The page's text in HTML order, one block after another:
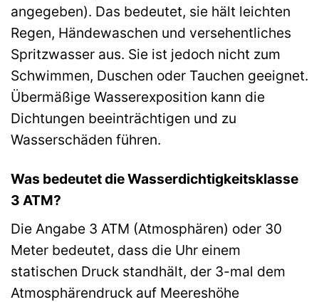
angegeben). Das bedeutet, sie hält leichten
Regen, Händewaschen und versehentliches
Spritzwasser aus. Sie ist jedoch nicht zum
Schwimmen, Duschen oder Tauchen geeignet.
Übermäßige Wasserexposition kann die
Dichtungen beeinträchtigen und zu
Wasserschäden führen.
Was bedeutet die Wasserdichtigkeitsklasse
3 ATM?
Die Angabe 3 ATM (Atmosphären) oder 30
Meter bedeutet, dass die Uhr einem
statischen Druck standhält, der 3-mal dem
Atmosphärendruck auf Meereshöhe